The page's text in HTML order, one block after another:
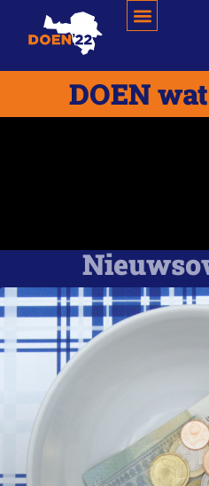
DOEN